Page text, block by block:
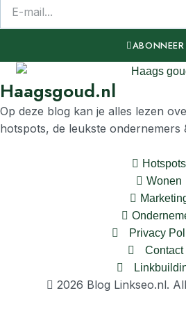
ABONNEER
Haagsgoud.nl
Op deze blog kan je alles lezen
hotspots, de leukste ondernemers
Hotspots
Wonen
Privacy
Contact
2026 Blog Linkseo.nl.